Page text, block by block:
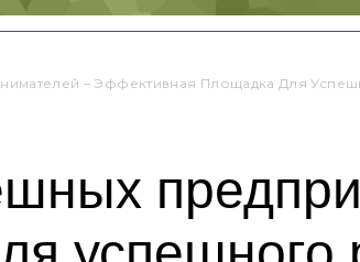
– Эффективная Площадка Для